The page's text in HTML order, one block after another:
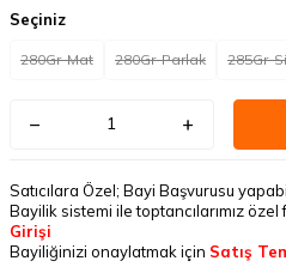
Seçiniz
280Gr-Mat 280Gr-Parlak 285Gr-
Satıcılara Özel; Bayi Başvurusu
Bayilik sistemi ile toptancılarımız
Girişi
Bayiliğinizi onaylatmak için Satış